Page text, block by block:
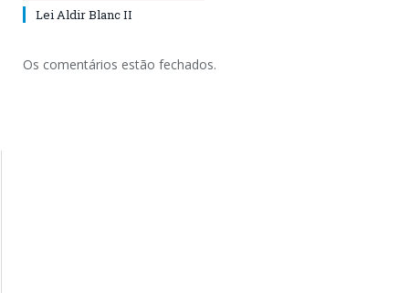
Lei Aldir Blanc II
Os comentários estão fechados.